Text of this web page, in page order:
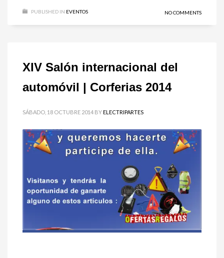
PUBLISHED IN EVENTOS NO COMMENTS
XIV Salón internacional del
automóvil | Corferias 2014
SÁBADO, 18 OCTUBRE 2014 BYELECTRIPARTES